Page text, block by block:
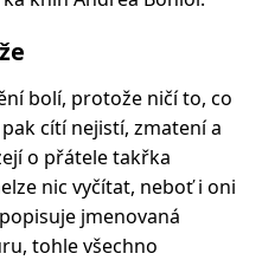
bolí, protože ničí to, co
cítí nejistí, zmatení a
o přátele takřka
nic vyčítat, neboť i oni
jmenovaná
tohle všechno